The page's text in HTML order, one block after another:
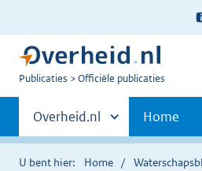
U
Publicaties Officiële publicaties
Primaire
navigatie
Andere
sites
binnen
Overheid.nl Home
U bent hier: Home